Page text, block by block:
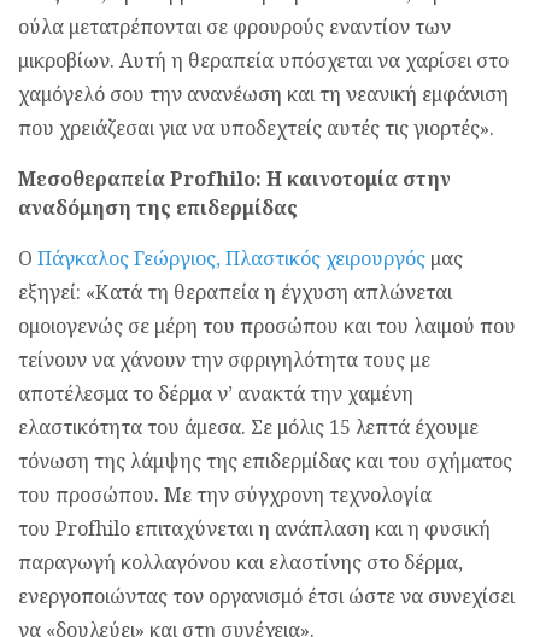
ούλα μετατρέπονται σε φρουρούς εναντίον των
μικροβίων. Αυτή η θεραπεία υπόσχεται να χαρίσει στο
χαμόγελό σου την ανανέωση και τη νεανική εμφάνιση
που χρειάζεσαι για να υποδεχτείς αυτές τις γιορτές».
Μεσοθεραπεία Profhilo: Η καινοτομία στην
αναδόμηση της επιδερμίδας
Ο Πάγκαλος Γεώργιος, Πλαστικός χειρουργός μας
εξηγεί: «Κατά τη θεραπεία η έγχυση απλώνεται
ομοιογενώς σε μέρη του προσώπου και του λαιμού που
τείνουν να χάνουν την σφριγηλότητα τους με
αποτέλεσμα το δέρμα ν’ ανακτά την χαμένη
ελαστικότητα του άμεσα. Σε μόλις 15 λεπτά έχουμε
τόνωση της λάμψης της επιδερμίδας και του σχήματος
του προσώπου. Με την σύγχρονη τεχνολογία
του Profhilo επιταχύνεται η ανάπλαση και η φυσική
παραγωγή κολλαγόνου και ελαστίνης στο δέρμα,
ενεργοποιώντας τον οργανισμό έτσι ώστε να συνεχίσει
να «δουλεύει» και στη συνέχεια».